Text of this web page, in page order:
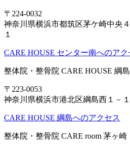
〒224-0032
神奈川県横浜市都筑区茅ケ崎中央
１
CARE HOUSE センター南へのアク
整体院・整骨院 CARE HOUSE 綱島
〒223-0053
神奈川県横浜市港北区綱島西１－１
CARE HOUSE 綱島へのアクセス
整体院・整骨院 CARE room 茅ヶ崎